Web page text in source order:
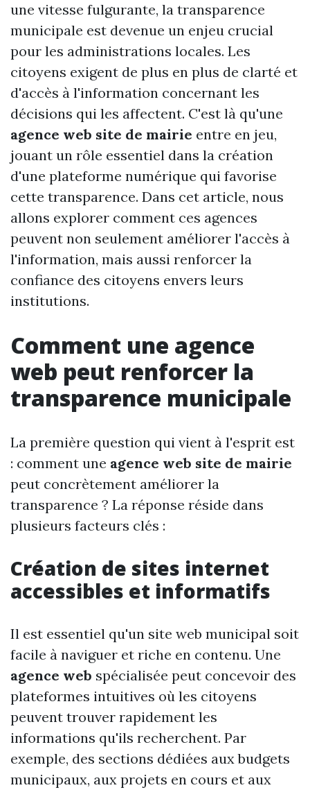
une vitesse fulgurante, la transparence
municipale est devenue un enjeu crucial
pour les administrations locales. Les
citoyens exigent de plus en plus de clarté et
d'accès à l'information concernant les
décisions qui les affectent. C'est là qu'une
agence web site de mairie entre en jeu,
jouant un rôle essentiel dans la création
d'une plateforme numérique qui favorise
cette transparence. Dans cet article, nous
allons explorer comment ces agences
peuvent non seulement améliorer l'accès à
l'information, mais aussi renforcer la
confiance des citoyens envers leurs
institutions.
Comment une agence
web peut renforcer la
transparence municipale
La première question qui vient à l'esprit est
: comment une agence web site de mairie
peut concrètement améliorer la
transparence ? La réponse réside dans
plusieurs facteurs clés :
Création de sites internet
accessibles et informatifs
Il est essentiel qu'un site web municipal soit
facile à naviguer et riche en contenu. Une
agence web spécialisée peut concevoir des
plateformes intuitives où les citoyens
peuvent trouver rapidement les
informations qu'ils recherchent. Par
exemple, des sections dédiées aux budgets
municipaux, aux projets en cours et aux